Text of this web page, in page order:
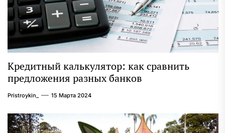
Кредитный калькулятор: как сравнить
предложения разных банков
Pristroykin_ 15 Марта 2024